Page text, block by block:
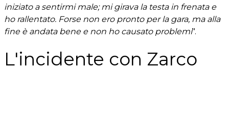
iniziato a sentirmi male; mi girava la testa in frenata e
ho rallentato. Forse non ero pronto per la gara, ma alla
fine è andata bene e non ho causato problemi".
L'incidente con Zarco